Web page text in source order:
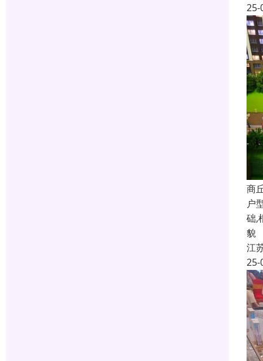
25-
商
户
础,
貌
江
25-